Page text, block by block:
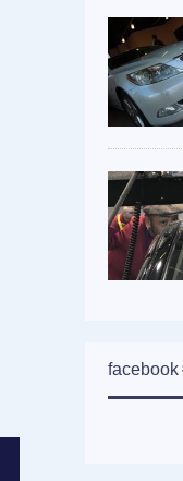
facebook